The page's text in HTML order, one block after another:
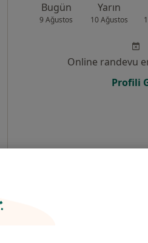
Bugün
9 Ağustos
Yarın
10 Ağustos
Online randevu
Profili